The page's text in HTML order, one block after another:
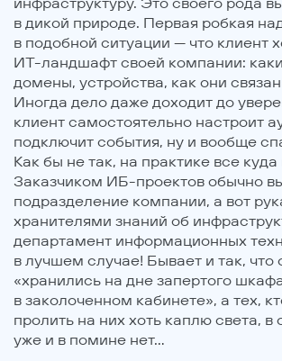
в дикой природе. Первая робкая
в подобной ситуации — что клиент
ИТ-ландшафт своей компании:
домены, устройства, как они
Иногда дело даже доходит до
клиент самостоятельно настроит
подключит события, ну и вообще
Как бы не так, на практике все
Заказчиком ИБ-проектов обычно
подразделение компании, а вот
хранителями знаний об
департамент информационных
в лучшем случае! Бывает и так, что
«хранились на дне запертого
в заколоченном кабинете», а тех,
пролить на них хоть каплю света, в
уже и в помине нет…